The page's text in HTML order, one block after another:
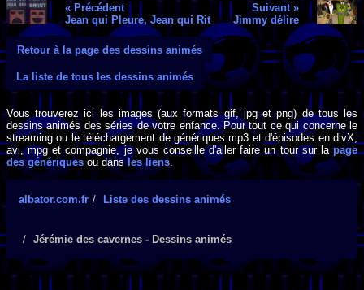
« Précédent
Jean qui Pleure, Jean qui Rit
Suivant »
Jimmy délire
Retour à la page des dessins animés
La liste de tous les dessins animés
Vous trouverez ici les images (aux formats gif, jpg et png) de tous les
dessins animés des séries de votre enfance. Pour tout ce qui concerne le
streaming ou le téléchargement de génériques mp3 et d'épisodes en divX,
avi, mpg et compagnie, je vous conseille d'aller faire un tour sur la page
des génériques ou dansles liens.
albator.com.fr Liste des dessins animés
Jérémie des cavernes - Dessins animés